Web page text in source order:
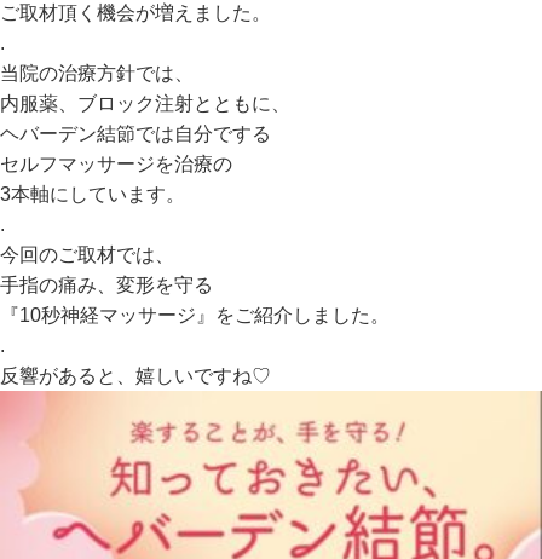
ご取材頂く機会が増えました。
.
当院の治療方針では、
内服薬、ブロック注射とともに、
ヘバーデン結節では自分でする
セルフマッサージを治療の
3本軸にしています。
.
今回のご取材では、
手指の痛み、変形を守る
『10秒神経マッサージ』をご紹介しました。
.
反響があると、嬉しいですね♡